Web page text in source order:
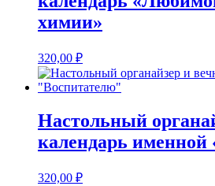
химии»
320,00 ₽
Настольный
календарь именной
320,00 ₽